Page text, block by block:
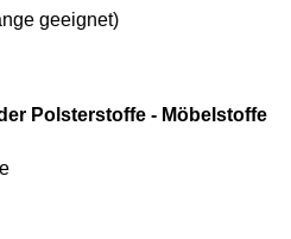
geeignet)
Polsterstoffe - Möbelstoffe